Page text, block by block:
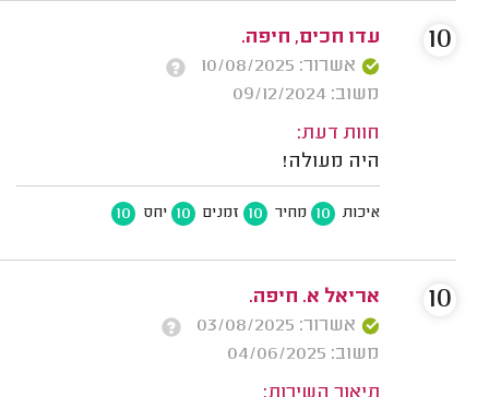
עדו חכים, חיפה.
אשרור: 10/08/2025
משוב: 09/12/2024
חוות דעת:
היה מעולה!
איכות 10 מחיר 10 זמנים 10 יחס 10
10
אריאל א. חיפה.
אשרור: 03/08/2025
משוב: 04/06/2025
10